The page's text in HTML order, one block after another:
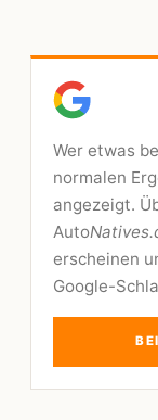
Wer etwas
normalen
angezeigt.
Auto
erscheinen
Google-